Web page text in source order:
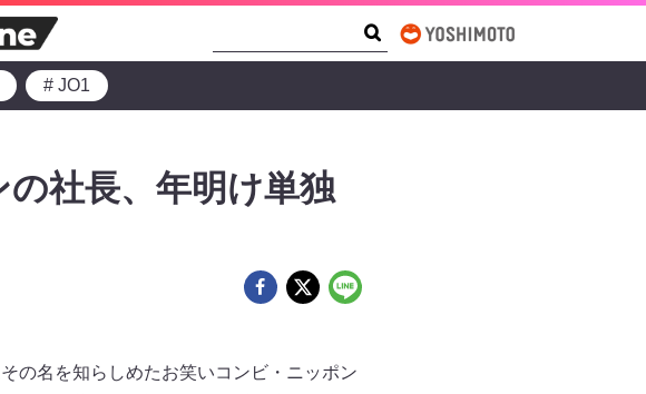
# JO1
の社長、年明け単独
の名を知らしめたお笑いコンビ・ニッポン